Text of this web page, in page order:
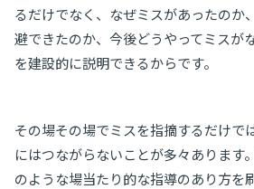
るだけでなく、なぜミスがあったのか
避できたのか、今後どうやってミスが
を建設的に説明できるからです。
その場その場でミスを指摘するだけで
にはつながらないことが多々あります
のような場当たり的な指導のあり方を